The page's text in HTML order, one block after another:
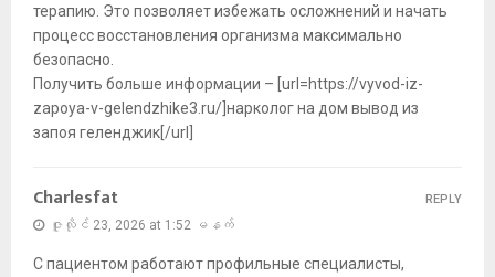
терапию. Это позволяет избежать осложнений и начать
процесс восстановления организма максимально
безопасно.
Получить больше информации – [url=https://vyvod-iz-
zapoya-v-gelendzhike3.ru/]нарколог на дом вывод из
запоя геленджик[/url]
Charlesfat
ဇူလိုင် 23, 2026 at 1:52 မနက်
С пациентом работают профильные специалисты,
REPLY